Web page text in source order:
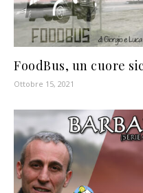
FoodBus, un cuore
Ottobre 15, 2021